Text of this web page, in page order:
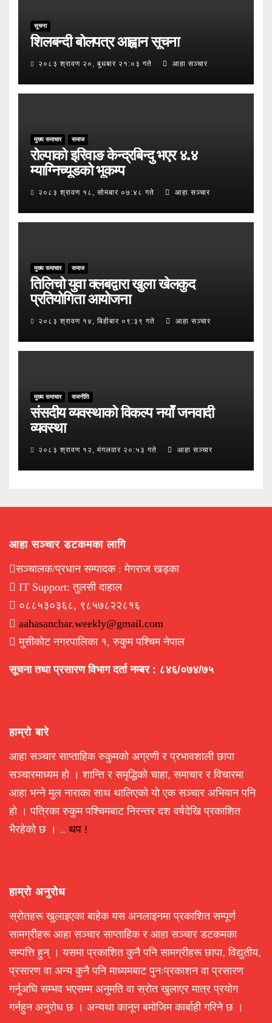
सूचना
शिलबन्दी बोलपत्र आह्वान सूचना
२०८३ श्रावण २०, बुधबार २१:०३ गते आहा सञ्चार
मुख्य समाचार समाज
रोल्पाको इरिवाङ केन्द्रबिन्दु भएर ४.४
म्याग्निच्यूडको भूकम्प
२०८३ श्रावण १८, सोमबार ०७:४८ गते आहा सञ्चार
मुख्य समाचार समाज
तिलिचो युवा क्लबद्वारा खुला खेलकुद
प्रतियोगिता आयोजना
२०८३ श्रावण १४, बिहीबार ०९:३९ गते आहा सञ्चार
मुख्य समाचार राजनीति
संसदीय व्यवस्थाको विकल्प नयाँ जनवादी
व्यवस्था
२०८३ श्रावण १२, मंगलवार २०:५३ गते आहा सञ्चार
आहा सञ्चार डटकमका लागि
सञ्चालक/प्रधान सम्पादक : मेगराज खड्का
IT Support: तुलसी दाहाल
०८८५३०३६८, ९८५७८२२८१६
aahasanchar.weekly@gmail.com
मुसीकोट नगरपालिका १, रुकुम पश्चिम नेपाल
सूचना तथा प्रसारण विभाग दर्ता नम्बर : ८४६/०७४/७५
हाम्रो बारे
आहा सञ्चार साप्ताहिक रुकुमको अग्रणी र प्रभावशाली छापा
सञ्चारमाध्यम हो । शान्ति र समृद्धिको चाहा, समाचार र विचारमा
आहा भन्ने मुल नाराका साथ थालिएको यो एक सञ्चार अभियान पनि
हो । पत्रिका रुकुम पश्चिमबाट निरन्तर दश वर्षदेखि प्रकाशित
भैरहेको छ । .. थप !
हाम्रो अनुरोध
स्रोतहरू खुलाइएका बाहेक यस अनलाइनमा प्रकाशित सम्पूर्ण
सामग्रीहरू आहा सञ्चार साप्ताहिक र आहा सञ्चार डटकमका
सम्पत्ति हुन् । यसमा प्रकाशित कुनै पनि सामग्रीहरू छापा, विद्युतीय,
प्रसारण वा अन्य कुनै पनि माध्यमबाट पुनःप्रकाशन वा प्रसारण
गर्नुअघि सम्भव भएसम्म अनुमति वा स्रोत खुलाएर मात्र प्रयोग
गर्नहुन अनुरोध छ । अन्यथा कानून बमोजिम कार्बाही गरिने छ ।